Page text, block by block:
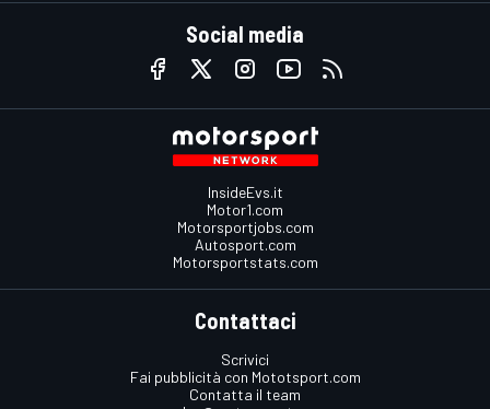
Social media
InsideEvs.it
Motor1.com
Motorsportjobs.com
Autosport.com
Motorsportstats.com
Contattaci
Scrivici
Fai pubblicità con Mototsport.com
Contatta il team